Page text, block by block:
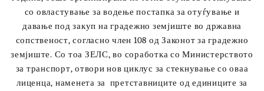
со овластување за водење постапка за отуѓување и
давање под закуп на градежно земјиште во државна
сопственост, согласно член 108 од Законот за градежно
земјиште. Со тоа ЗЕЛС, во соработка со Министерството
за транспорт, отвори нов циклус за стекнување со оваа
лиценца, наменета за претставниците од единиците за